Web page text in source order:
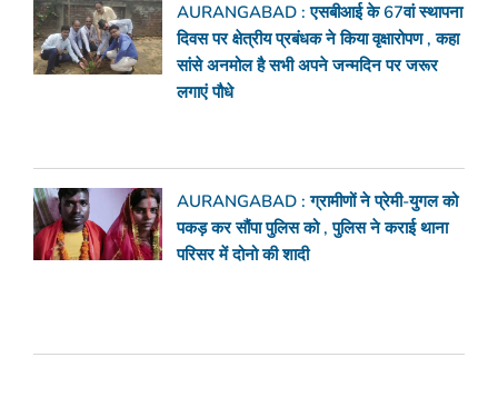
AURANGABAD : एसबीआई के 67वां स्थापना
दिवस पर क्षेत्रीय प्रबंधक ने किया वृक्षारोपण , कहा
सांसे अनमोल है सभी अपने जन्मदिन पर जरूर
लगाएं पौधे
AURANGABAD : ग्रामीणों ने प्रेमी-युगल को
पकड़ कर सौंपा पुलिस को , पुलिस ने कराई थाना
परिसर में दोनो की शादी